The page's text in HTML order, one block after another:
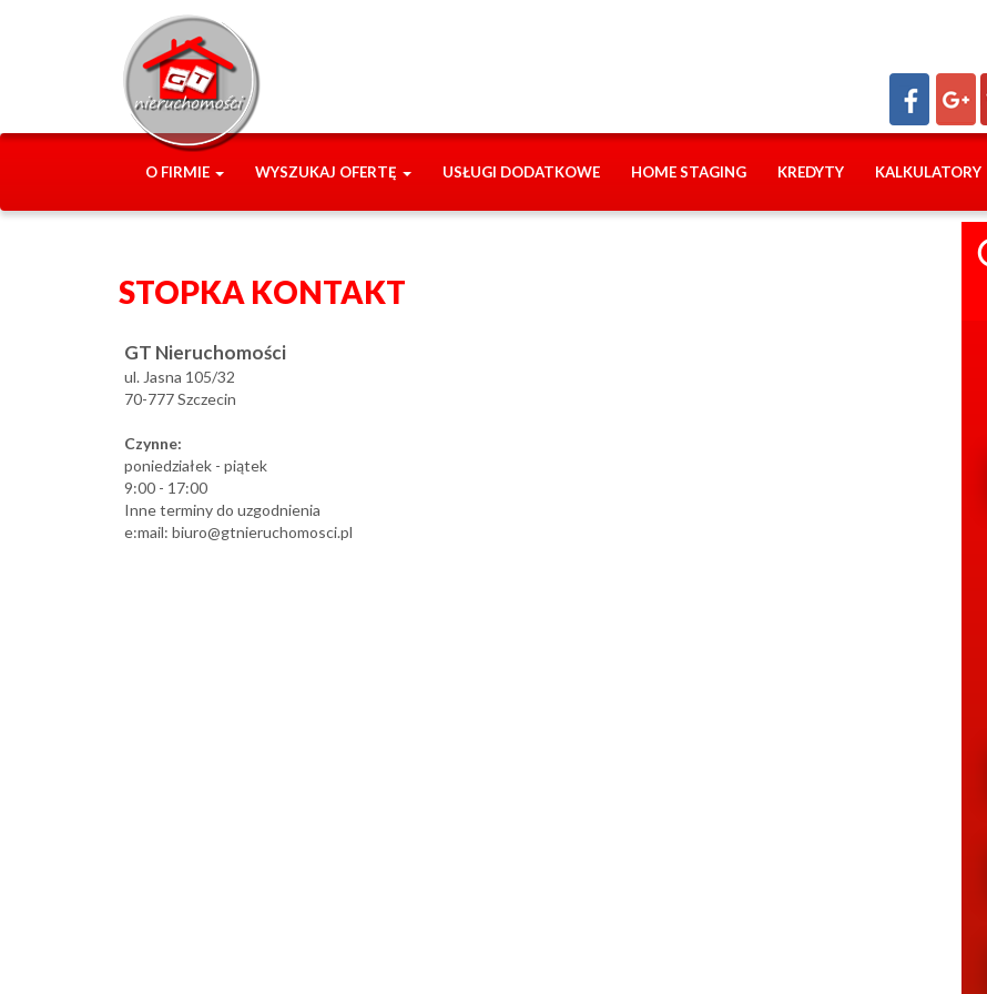
O FIRMIE WYSZUKAJ OFERTĘ USŁUGI DODATKOWE HOME STAGING KREDYTY KALKULATORY
STOPKA KONTAKT
GT Nieruchomości
ul. Jasna 105/32
70-777 Szczecin
Czynne:
poniedziałek - piątek
9:00 - 17:00
Inne terminy do uzgodnienia
e:mail: biuro@gtnieruchomosci.pl